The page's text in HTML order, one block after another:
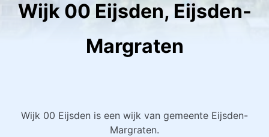
Wijk 00 Eijsden, Eijsden-
Margraten
Wijk 00 Eijsden is een wijk van gemeente Eijsden-
Margraten.